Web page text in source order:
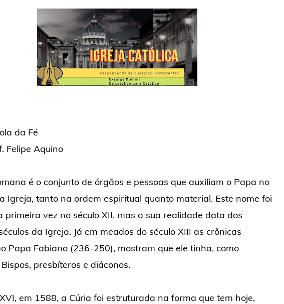
da Fé
Felipe Aquino
é o conjunto de órgãos e pessoas que auxiliam o Papa no
Igreja, tanto na ordem espiritual quanto material. Este nome foi
primeira vez no século XII, mas a sua realidade data dos
da Igreja. Já em meados do século XIII as crônicas
Papa Fabiano (236-250), mostram que ele tinha, como
presbíteros e diáconos.
em 1588, a Cúria foi estruturada na forma que tem hoje,